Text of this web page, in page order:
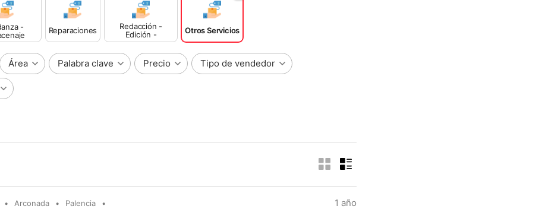
-
Reparaciones
Redacción -
Edición -
Traducción
Otros Servicios
Área Palabra clave Precio Tipo de vendedor
Arconada Palencia 1 año